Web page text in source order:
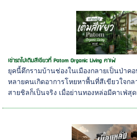
เช่ารถไปเติมสีเขียวที่ Patom Organic Living คาเฟ่
ยุคนี้ตึกรามบ้านช่องในเมืองกลายเป็นป่าค
หลายคนเกิดอาการโหยหาพื้นที่สีเขียวใจกล
สายชิลก็เป็นจริง เมื่อย่านทองหล่อมีคาเฟ่สุดเ